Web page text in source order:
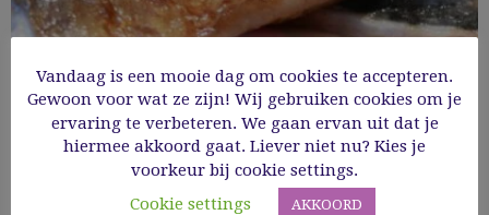
Citroen en peperpasta met kerstomaatjes
en gegrilde makreel
Vandaag is een mooie dag om cookies te accepteren.
Gewoon voor wat ze zijn! Wij gebruiken cookies om je
ervaring te verbeteren. We gaan ervan uit dat je
hiermee akkoord gaat. Liever niet nu? Kies je
voorkeur bij cookie settings.
Cookie settings
AKKOORD